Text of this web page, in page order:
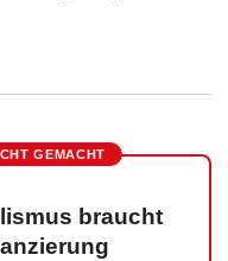
GEMACHT
braucht